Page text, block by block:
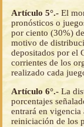
Artículo 5°.- El
pronósticos o
por ciento (30%)
motivo de
depositados por el
corrientes de los
realizado cada
Artículo 6°.- La
porcentajes
entrará en
reiniciación de los